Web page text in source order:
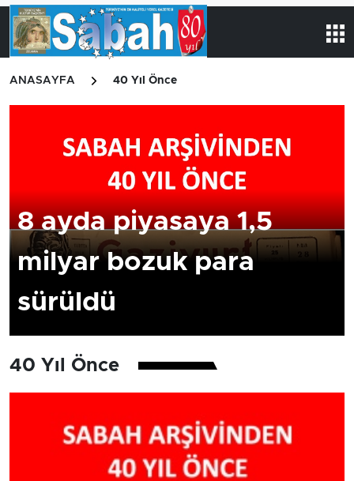
ANASAYFA 40 Yıl Önce
8 ayda piyasaya 1,5
milyar bozuk para
sürüldü
40 Yıl Önce